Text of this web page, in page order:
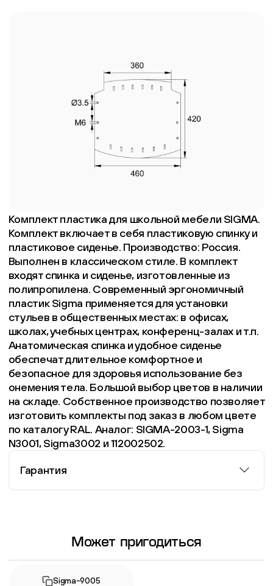
Комплект пластика для школьной мебели SIGMA.
Комплект включает в себя пластиковую спинку и
пластиковое сиденье. Производство: Россия.
Выполнен в классическом стиле. В комплект
входят спинка и сиденье, изготовленные из
полипропилена. Современный эргономичный
пластик Sigma применяется для установки
стульев в общественных местах: в офисах,
школах, учебных центрах, конференц-залах и т.п.
Анатомическая спинка и удобное сиденье
обеспечат длительное комфортное и
безопасное для здоровья использование без
онемения тела. Большой выбор цветов в наличии
на складе. Собственное производство позволяет
изготовить комплекты под заказ в любом цвете
по каталогу RAL. Аналог: SIGMA-2003-1, Sigma
N3001, Sigma3002 и 112002502.
Гарантия
Информация о гарантии
Может пригодиться
Sigma-9005